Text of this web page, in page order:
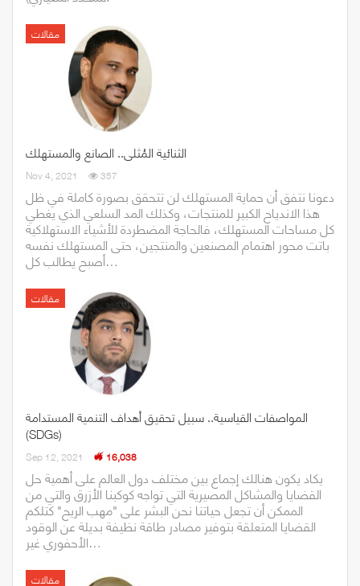
مقالات
الثنائية المُثلى.. الصانع والمستهلك
Nov 4, 2021 357
دعونا نتفق أن حماية المستهلك لن تتحقق بصورة كاملة في ظل
هذا الاندياح الكبير للمنتجات، وكذلك المد السلعي الذي يغطي
كل مساحات المستهلك، فالحاجة المضطردة للأشياء الاستهلاكية
باتت محور اهتمام المصنعين والمنتجين، حتى المستهلك نفسه
أصبح يطالب كل…
مقالات
المواصفات القياسية.. سبيل تحقيق أهداف التنمية المستدامة
(SDGs)
Sep 12, 2021 16,038
يكاد يكون هنالك إجماع بين مختلف دول العالم على أهمية حل
القضايا والمشاكل المصيرية التي تواجه كوكبنا الأزرق والتي من
الممكن أن تجعل حياتنا نحن البشر على "مهب الريح" كتلكم
القضايا المتعلقة بتوفير مصادر طاقة نظيفة بديلة عن الوقود
الأحفوري غير…
مقالات